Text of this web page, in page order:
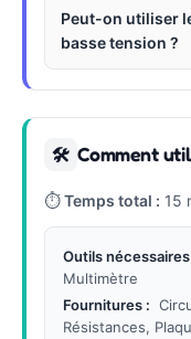
Peut-on utiliser
basse tension ?
🛠 Comment
⏱Temps total : 15
Outils nécessaires
Multimètre
Fournitures :
Résistances,